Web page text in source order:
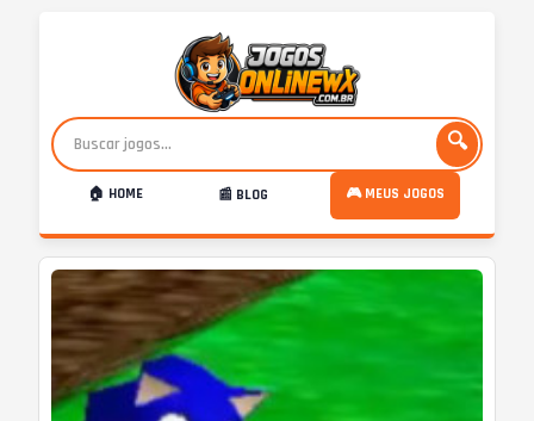
🔍
🏠 HOME 📰 BLOG 🎮 MEUS JOGOS